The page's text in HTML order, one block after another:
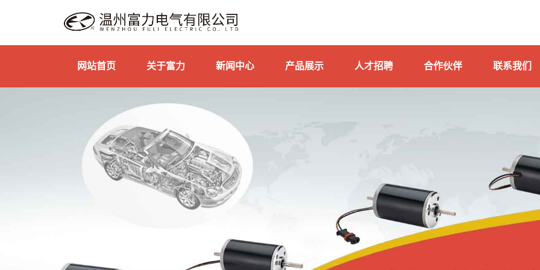
网站首页 关于富力 新闻中心 产品展示 人才招聘 合作伙伴 联系我们